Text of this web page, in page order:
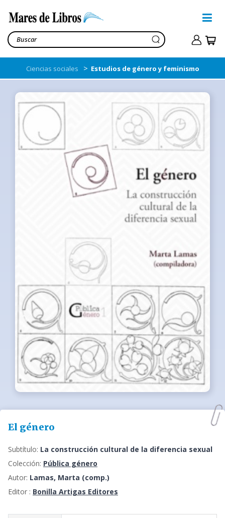
Ciencias sociales > Estudios de género y feminismo
El género
Subtítulo: La construcción cultural de la diferencia sexual
Colección: Pública género
Autor: Lamas, Marta (comp.)
Editor : Bonilla Artigas Editores